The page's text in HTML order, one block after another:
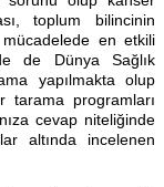
toplum bilincinin
en etkili
de Dünya Sağlık
yapılmakta olup
tarama programları
cevap niteliğinde
altında incelenen